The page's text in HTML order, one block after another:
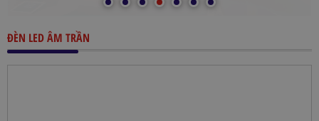
ĐÈN LED ÂM TRẦN